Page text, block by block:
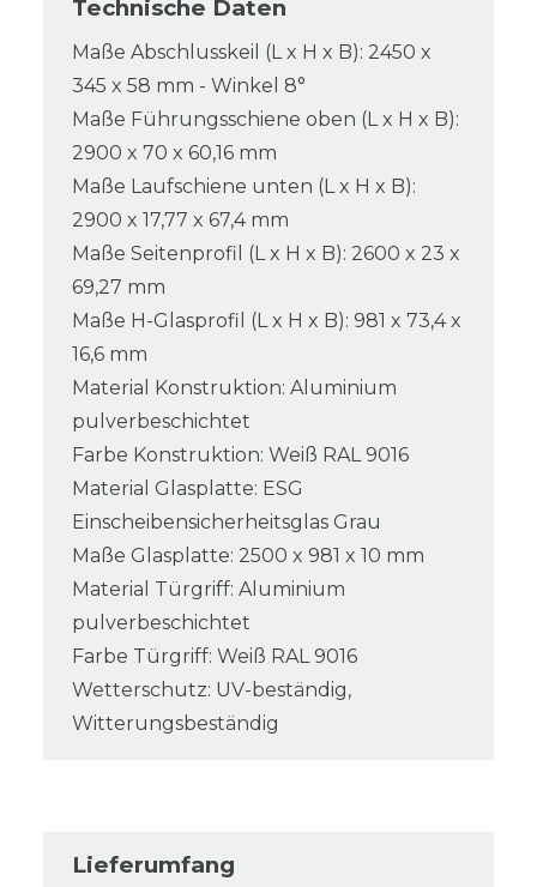
Technische Daten
Maße Abschlusskeil (L x H x B): 2450 x
345 x 58 mm - Winkel 8°
Maße Führungsschiene oben (L x H x B):
2900 x 70 x 60,16 mm
Maße Laufschiene unten (L x H x B):
2900 x 17,77 x 67,4 mm
Maße Seitenprofil (L x H x B): 2600 x 23 x
69,27 mm
Maße H-Glasprofil (L x H x B): 981 x 73,4 x
16,6 mm
Material Konstruktion: Aluminium
pulverbeschichtet
Farbe Konstruktion: Weiß RAL 9016
Material Glasplatte: ESG
Einscheibensicherheitsglas Grau
Maße Glasplatte: 2500 x 981 x 10 mm
Material Türgriff: Aluminium
pulverbeschichtet
Farbe Türgriff: Weiß RAL 9016
Wetterschutz: UV-beständig,
Witterungsbeständig
Lieferumfang